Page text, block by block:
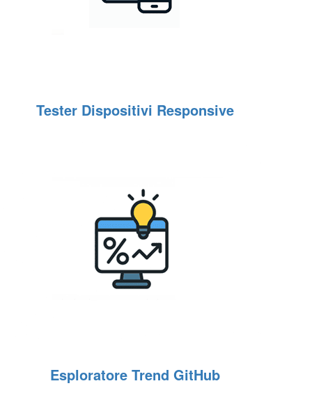
Tester Dispositivi Responsive
Esploratore Trend GitHub